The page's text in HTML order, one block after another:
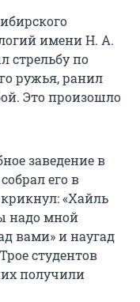
имени Н. А.
стрельбу по
ружья, ранил
Это произошло
заведение в
его в
«Хайль
надо мной
вами» и наугад
студентов
получили